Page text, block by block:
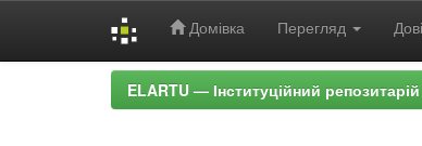
Домівка Перегляд
ELARTU — Інституційний